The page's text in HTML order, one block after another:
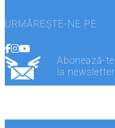
URMĂREȘTE-NE PE
Abonează-te
la newsletter